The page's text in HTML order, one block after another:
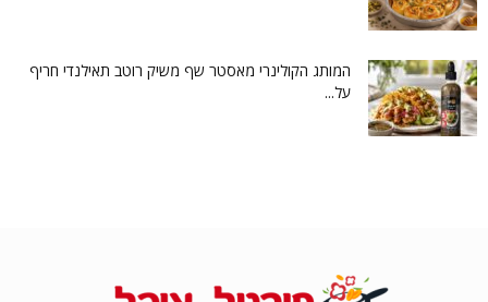
המותג הקולינרי מאסטר שף משיק רוטב תאילנדי חריף
על...